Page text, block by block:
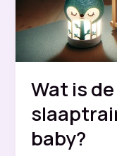
Wat is
baby?